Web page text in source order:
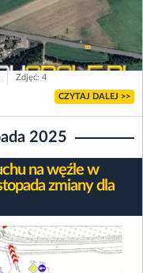
Zdjęć: 4
CZYTAJ DALEJ >>
2025
na węźle w
zmiany dla